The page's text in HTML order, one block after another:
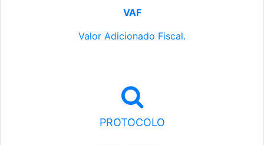
VAF
Valor Adicionado Fiscal.
PROTOCOLO